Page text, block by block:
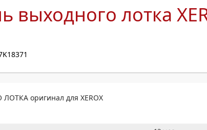
А4
выходного лотка
оригинал для XEROX